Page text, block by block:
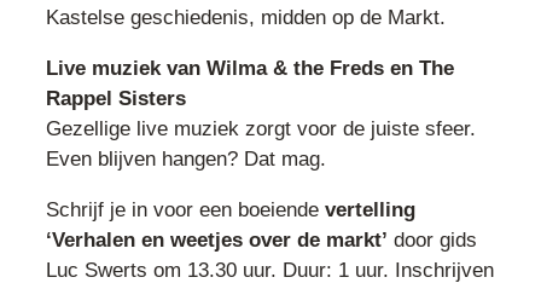
Kastelse geschiedenis, midden op de Markt.
Live muziek van Wilma & the Freds en The
Rappel Sisters
Gezellige live muziek zorgt voor de juiste sfeer.
Even blijven hangen? Dat mag.
Schrijf je in voor een boeiende vertelling
‘Verhalen en weetjes over de markt’ door gids
Luc Swerts om 13.30 uur. Duur: 1 uur. Inschrijven